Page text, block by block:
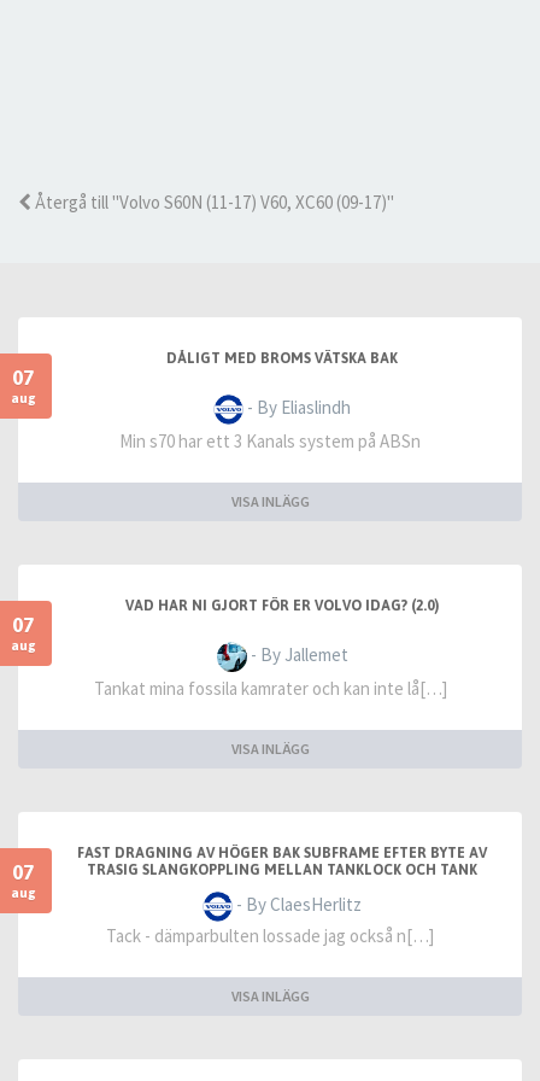
Återgå till "Volvo S60N (11-17) V60, XC60 (09-17)"
07
aug
DÅLIGT MED BROMS VÄTSKA BAK
- By Eliaslindh
Min s70 har ett 3 Kanals system på ABSn
VISA INLÄGG
07
aug
VAD HAR NI GJORT FÖR ER VOLVO IDAG? (2.0)
- By Jallemet
Tankat mina fossila kamrater och kan inte lå[…]
VISA INLÄGG
07
aug
FAST DRAGNING AV HÖGER BAK SUBFRAME EFTER BYTE AV
TRASIG SLANGKOPPLING MELLAN TANKLOCK OCH TANK
- By ClaesHerlitz
Tack - dämparbulten lossade jag också n[…]
VISA INLÄGG